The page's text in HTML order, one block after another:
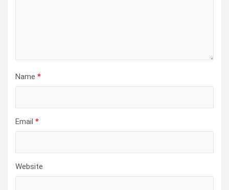
Name *
Email *
Website